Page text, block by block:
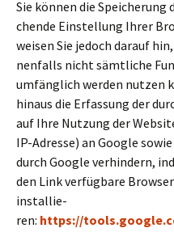
Sie können die
chende Einstellung Ihrer
weisen Sie jedoch darauf
nen­falls nicht sämt­li­che
um­fäng­lich werden nutzen
hinaus die Erfassung der
auf Ihre Nutzung der
IP-Adresse) an Google
durch Google ver­hin­dern,
den Link ver­füg­bare
instal­lie­
ren: https://